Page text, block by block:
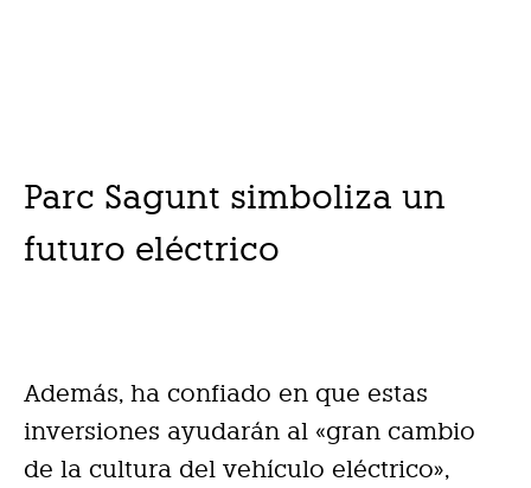
Parc Sagunt simboliza un
futuro eléctrico
Además, ha confiado en que estas
inversiones ayudarán al «gran cambio
de la cultura del vehículo eléctrico»,